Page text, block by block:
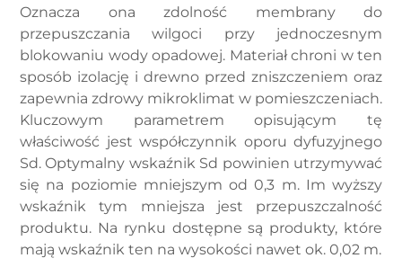
Oznacza ona zdolność membrany do
przepuszczania wilgoci przy jednoczesnym
blokowaniu wody opadowej. Materiał chroni w ten
sposób izolację i drewno przed zniszczeniem oraz
zapewnia zdrowy mikroklimat w pomieszczeniach.
Kluczowym parametrem opisującym tę
właściwość jest współczynnik oporu dyfuzyjnego
Sd. Optymalny wskaźnik Sd powinien utrzymywać
się na poziomie mniejszym od 0,3 m. Im wyższy
wskaźnik tym mniejsza jest przepuszczalność
produktu. Na rynku dostępne są produkty, które
mają wskaźnik ten na wysokości nawet ok. 0,02 m.